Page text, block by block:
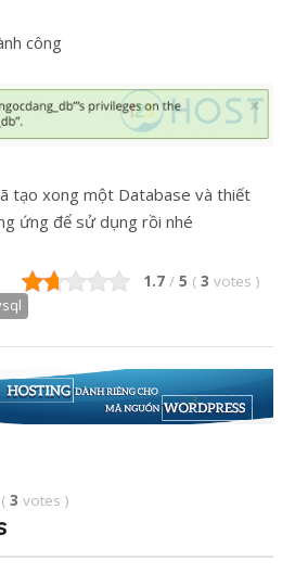
công
tạo xong một Database và thiết
ứng để sử dụng rồi nhé
1.7 / 5 ( 3 votes )
( 3 votes )